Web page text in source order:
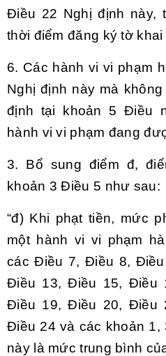
Điều 22 Nghị định này,
thời điểm đăng ký tờ khai
6. Các hành vi vi phạm
Nghị định này mà
định tại khoản 5 Điều
hành vi vi phạm đang
3. Bổ sung điểm đ,
khoản 3 Điều 5 như sau:
“đ) Khi phạt tiền, mức
một hành vi vi phạm
các Điều 7, Điều 8,
Điều 13, Điều 15, Điều
Điều 19, Điều 20, Điều
Điều 24 và các khoản 1,
này là mức trung bình